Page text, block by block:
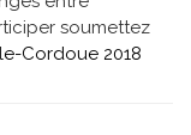
soumettez
Cordoue 2018